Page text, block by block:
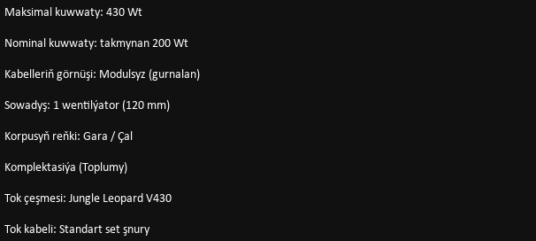
Maksimal kuwwaty: 430 Wt
Nominal kuwwaty: takmynan 200 Wt
Kabelleriň görnüşi: Modulsyz (gurnalan)
Sowadyş: 1 wentilýator (120 mm)
Korpusyň reňki: Gara / Çal
Komplektasiýa (Toplumy)
Tok çeşmesi: Jungle Leopard V430
Tok kabeli: Standart set şnury